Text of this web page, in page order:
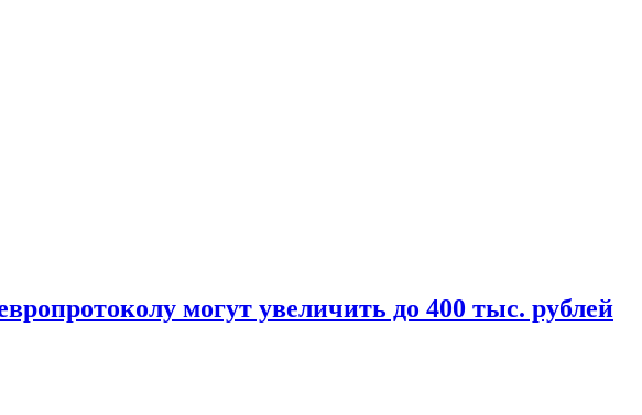
могут увеличить до 400 тыс. рублей